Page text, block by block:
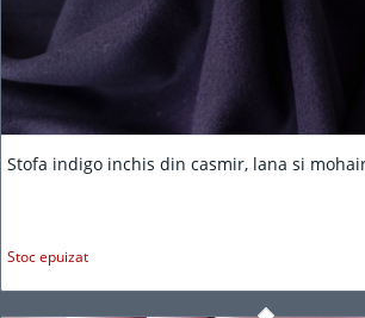
Stofa indigo inchis din casmir, lana si
Stoc epuizat